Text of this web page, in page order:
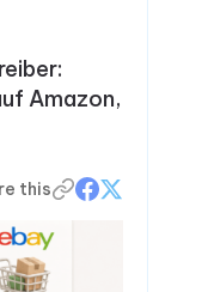
Amazon,
this